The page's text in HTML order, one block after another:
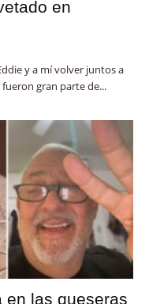
en
y a mí volver juntos a
fueron gran parte de...
en las queseras